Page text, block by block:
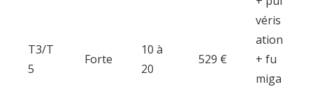
T3/T
5
Forte
10 à
20
529 €
véris
ation
+ fu
miga